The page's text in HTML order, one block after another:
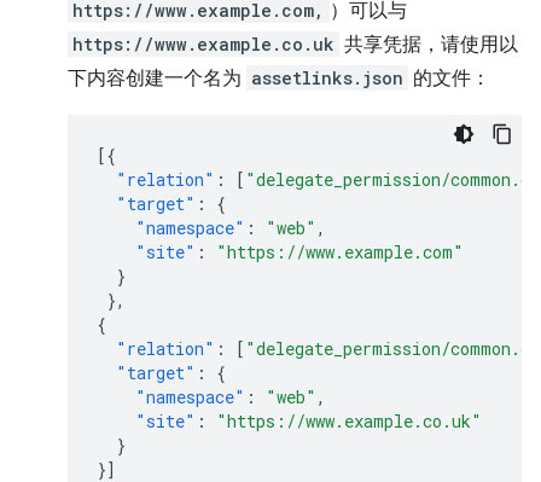
https://www.example.com, ）可以与
https://www.example.co.uk 共享凭据，请使用以
下内容创建一个名为 assetlinks.json 的文件：
[{
"relation" : [ "delegate_permission/
"target" :
{
"namespace" : "web" ,
"site" :
"https://www.example.com"
}
},
{
"relation" : [ "delegate_permission/
"target" :
{
"namespace" : "web" ,
"site" :
"https://www.example.co.uk"
}
}]